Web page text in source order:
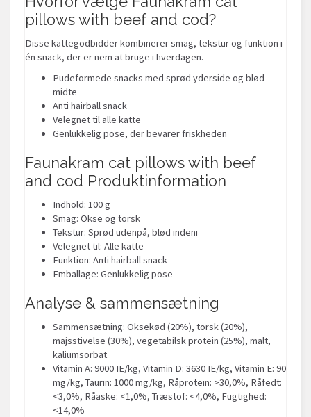
pillows with beef and cod?
Disse kattegodbidder kombinerer smag, tekstur og funktion i
én snack, der er nem at bruge i hverdagen.
Pudeformede snacks med sprød yderside og blød
midte
Anti hairball snack
Velegnet til alle katte
Genlukkelig pose, der bevarer friskheden
Faunakram cat pillows with beef
and cod Produktinformation
Indhold: 100 g
Smag: Okse og torsk
Tekstur: Sprød udenpå, blød indeni
Velegnet til: Alle katte
Funktion: Anti hairball snack
Emballage: Genlukkelig pose
Analyse & sammensætning
Sammensætning: Oksekød (20%), torsk (20%),
majsstivelse (30%), vegetabilsk protein (25%), malt,
kaliumsorbat
Vitamin A: 9000 IE/kg, Vitamin D: 3630 IE/kg, Vitamin E: 90
mg/kg, Taurin: 1000 mg/kg, Råprotein: >30,0%, Råfedt:
<3,0%, Råaske: <1,0%, Træstof: <4,0%, Fugtighed:
<14,0%